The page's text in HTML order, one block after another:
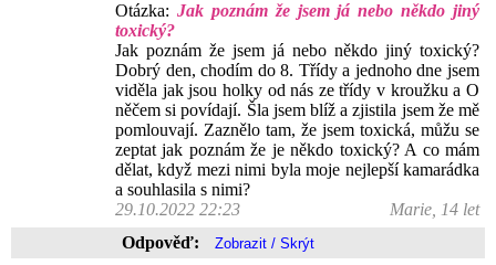
Otázka: Jak poznám že jsem já nebo někdo jiný
toxický?
Jak poznám že jsem já nebo někdo jiný toxický?
Dobrý den, chodím do 8. Třídy a jednoho dne jsem
viděla jak jsou holky od nás ze třídy v kroužku a O
něčem si povídají. Šla jsem blíž a zjistila jsem že mě
pomlouvají. Zaznělo tam, že jsem toxická, můžu se
zeptat jak poznám že je někdo toxický? A co mám
dělat, když mezi nimi byla moje nejlepší kamarádka
a souhlasila s nimi?
29.10.2022 22:23
Marie, 14 let
Odpověď: